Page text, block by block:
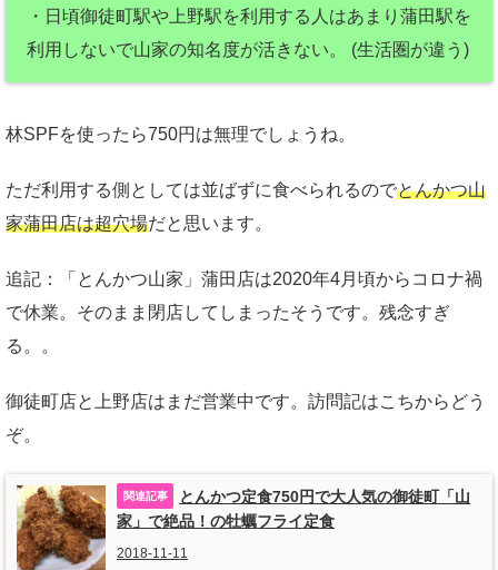
・日頃御徒町駅や上野駅を利用する人はあまり蒲田駅を
利用しないで山家の知名度が活きない。 (生活圏が違う)
林SPFを使ったら750円は無理でしょうね。
ただ利用する側としては並ばずに食べられるのでとんかつ山
家蒲田店は超穴場だと思います。
追記：「とんかつ山家」蒲田店は2020年4月頃からコロナ禍
で休業。そのまま閉店してしまったそうです。残念すぎ
る。。
御徒町店と上野店はまだ営業中です。訪問記はこちからどう
ぞ。
とんかつ定食750円で大人気の御徒町「山
家」で絶品！の牡蠣フライ定食
2018-11-11